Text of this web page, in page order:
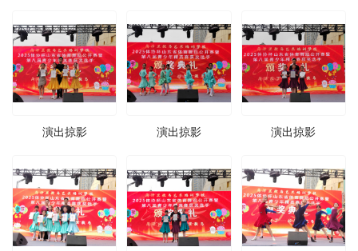
演出掠影 演出掠影 演出掠影